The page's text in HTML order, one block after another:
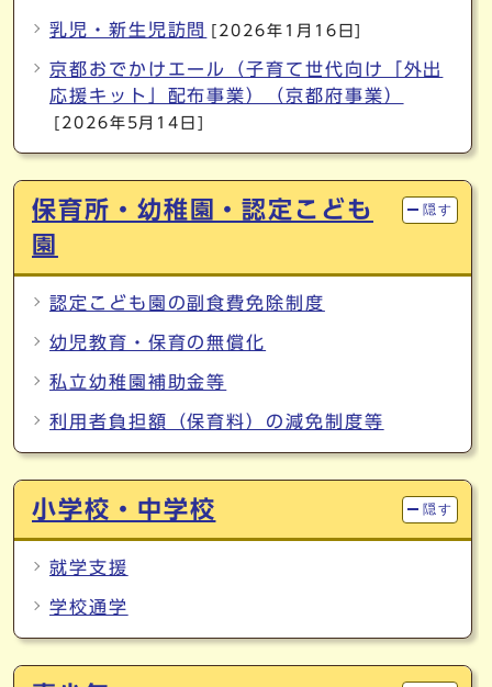
乳児・新生児訪問 [2026年1月16日]
京都おでかけエール（子育て世代向け「外出
応援キット」配布事業）（京都府事業）
[2026年5月14日]
保育所・幼稚園・認定こども
園
隠す
認定こども園の副食費免除制度
幼児教育・保育の無償化
私立幼稚園補助金等
利用者負担額（保育料）の減免制度等
小学校・中学校 隠す
就学支援
学校通学